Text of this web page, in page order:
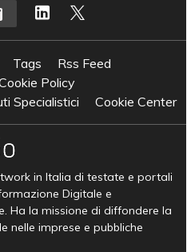
Tags
Rss Feed
Policy
Specialistici
Cookie Center
in Italia di testate e portali
Digitale e
Ha la missione di diffondere la
nelle imprese e pubbliche